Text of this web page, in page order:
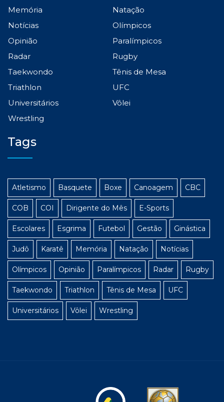
Memória
Natação
Notícias
Olímpicos
Opinião
Paralímpicos
Radar
Rugby
Taekwondo
Tênis de Mesa
Triathlon
UFC
Universitários
Vôlei
Wrestling
Tags
Atletismo Basquete Boxe Canoagem CBC
COB COI Dirigente do Mês E-Sports
Escolares Esgrima Futebol Gestão Ginástica
Judô Karatê Memória Natação Notícias
Olímpicos Opinião Paralímpicos Radar Rugby
Taekwondo Triathlon Tênis de Mesa UFC
Universitários Vôlei Wrestling